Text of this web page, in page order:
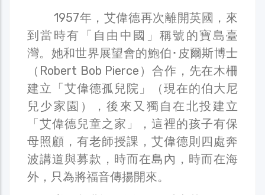
1957年，艾偉德再次離開英國，來
到當時有「自由中國」稱號的寶島臺
灣。她和世界展望會的鮑伯･皮爾斯博士
（Robert Bob Pierce）合作，先在木柵
建立「艾偉德孤兒院」（現在的伯大尼
兒少家園），後來又獨自在北投建立
「艾偉德兒童之家」，這裡的孩子有保
母照顧，有老師授課，艾偉德則四處奔
波講道與募款，時而在島內，時而在海
外，只為將福音傳揚開來。